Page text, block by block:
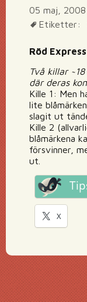
05 maj, 2008
Etiketter:
Röd
Två killar
där deras
Kille 1: Men
lite
slagit ut
Kille 2
blåmärkena
försvinner,
ut.
X